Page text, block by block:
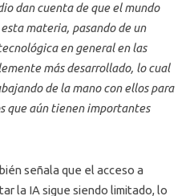
dan cuenta de que el mundo
materia, pasando de un
en general en las
más desarrollado, lo cual
de la mano con ellos para
que aún tienen importantes
señala que el acceso a
la IA sigue siendo limitado, lo